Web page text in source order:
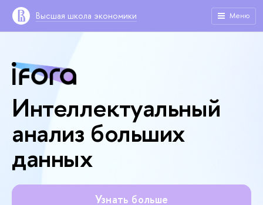
Высшая школа экономики Меню
Интеллектуальный
анализ больших
данных
Узнать больше